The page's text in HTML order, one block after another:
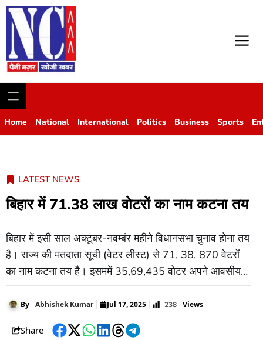
Home National International Politics Business Sports
LATEST NEWS
बिहार में 71.38 लाख वोटरों का नाम कटना तय
बिहार में इसी साल अक्टूबर-नवम्बंर महीने विधानसभा चुनाव होना तय
है। राज्य की मतदाता सूची (वेटर लीस्ट) से 71, 38, 870 वेटरों
का नाम कटना तय है। इसममें 35,69,435 वोटर अपने आवसीय
पता पर नहीं रहते हैं। इसी तरह से मृत वोटर की संख्या
12,55,620 है। स्थाई रूप से निवास स्थान बदलने वाले वोटरों की
By Abhishek Kumar Jul 17, 2025 238 Views
Share
Facebook
TwitterWhatsApp
LinkedIn
ThreadsTelegram